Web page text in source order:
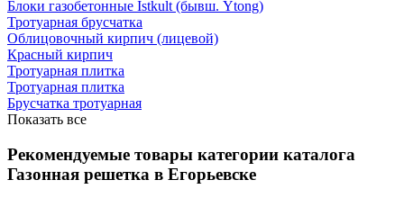
Блоки газобетонные Istkult (бывш. Ytong)
Тротуарная брусчатка
Облицовочный кирпич (лицевой)
Красный кирпич
Тротуарная плитка
Тротуарная плитка
Брусчатка тротуарная
Показать все
Рекомендуемые товары категории каталога
Газонная решетка в Егорьевске